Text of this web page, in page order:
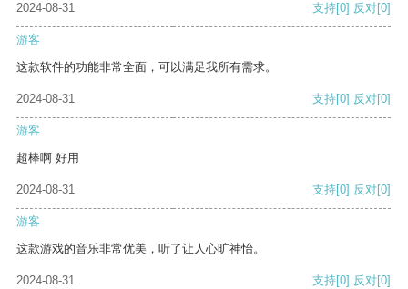
2024-08-31
支持[0] 反对[0]
游客
这款软件的功能非常全面，可以满足我所有需求。
2024-08-31 支持[0] 反对[0]
游客
超棒啊 好用
2024-08-31 支持[0] 反对[0]
游客
这款游戏的音乐非常优美，听了让人心旷神怡。
2024-08-31 支持[0] 反对[0]